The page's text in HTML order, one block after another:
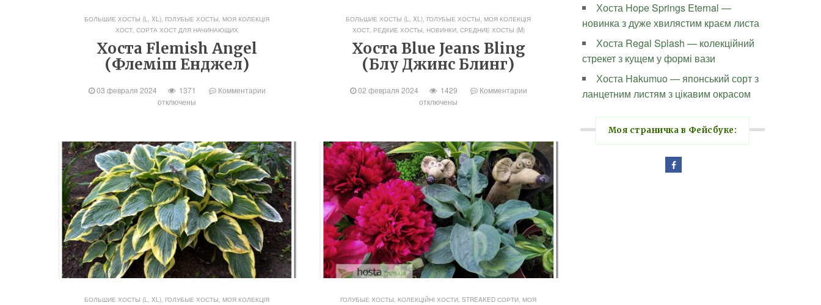
БОЛЬШИЕ ХОСТЫ (L, XL), ГОЛУБЫЕ ХОСТЫ, МОЯ КОЛЕКЦІЯ
ХОСТ,СОРТА ХОСТ ДЛЯ НАЧИНАЮЩИХ
Хоста Flemish Angel
(Флеміш Енджел)
03 февраля 2024 1371
Комментарии
отключены
БОЛЬШИЕ ХОСТЫ (L, XL), ГОЛУБЫЕ ХОСТЫ, МОЯ КОЛЕКЦІЯ
ХОСТ, РЕДКИЕ ХОСТЫ, НОВИНКИ, СРЕДНИЕ ХОСТЫ (M)
Хоста Blue Jeans Bling
(Блу Джинс Блинг)
02 февраля 2024 1429
Комментарии
отключены
БОЛЬШИЕ ХОСТЫ (L, XL) ГОЛУБЫЕ ХОСТЫ МОЯ КОЛЕКЦІЯ
ГОЛУБЫЕ ХОСТЫ КОЛЕКЦІЙНІ ХОСТИ, STREAKED СОРТИ МОЯ
Хоста Hope Springs Eternal —
новинка з дуже хвилястим краєм листа
Хоста Regal Splash — колекційний
стрекет з кущем у формі вази
Хоста Hakumuo — японський сорт з
ланцетним листям з цікавим окрасом
Моя страничка в Фейсбуке: